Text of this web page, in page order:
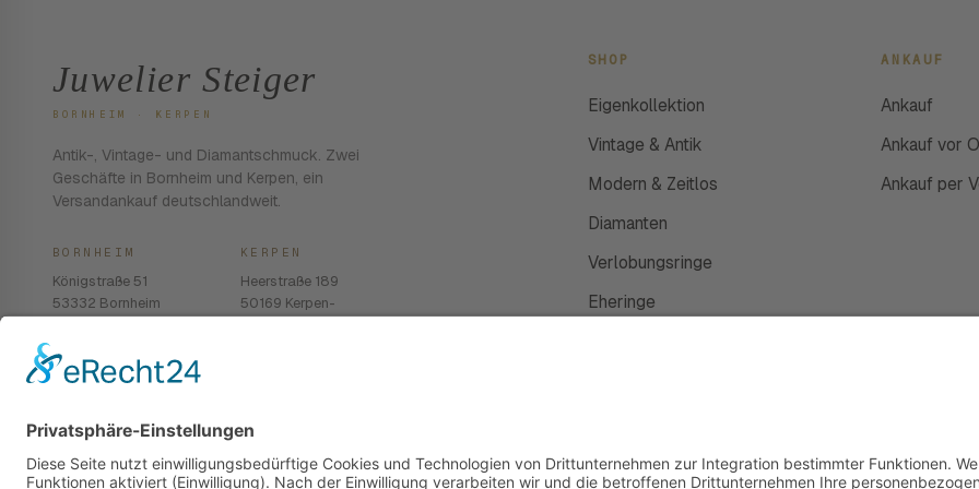
Juwelier Steiger
BORNHEIM · KERPEN
Antik-, Vintage- und Diamantschmuck. Zwei
Geschäfte in Bornheim und Kerpen, ein
Versandankauf deutschlandweit.
BORNHEIM
Königstraße 51
53332 Bornheim
KERPEN
Heerstraße 189
50169 Kerpen-
SHOP
Eigenkollektion
Vintage & Antik
Modern & Zeitlos
Diamanten
Verlobungsringe
Eheringe
ANKAUF
Ankauf
Ankauf vor
Ankauf per